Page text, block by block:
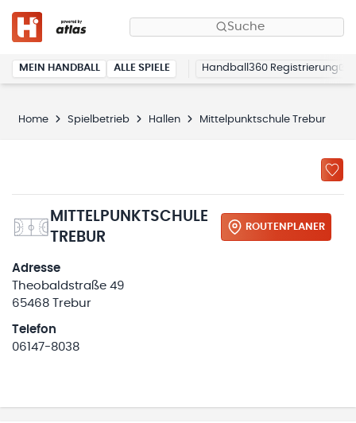
Suche
MEIN HANDBALL ALLE SPIELE Handball360 Registrierung
Home Spielbetrieb Hallen Mittelpunktschule Trebur
MITTELPUNKTSCHULE
TREBUR
ROUTENPLANER
Adresse
Theobaldstraße 49
65468 Trebur
Telefon
06147-8038